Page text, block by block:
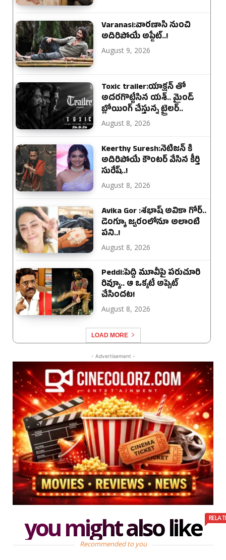
Varanasi:వారణాసి నుంచి
అదిరిపోయే అప్డేట్..!
August 9, 2026
Toxic trailer:యాక్షన్ తో
అదరగొట్టేసిన యశ్.. మైండ్
బ్లోయింగ్ చేస్తున్న ట్రైలర్..
August 8, 2026
Keerthy Suresh:నెటిజన్ కి
అదిరిపోయే కౌంటర్ వేసిన కీర్తి
సురేష్..!
August 8, 2026
Avika Gor :శభాష్ అవికా గోర్‌..
డెంగ్యూ జ్వరంలోనూ అలాంటి
పని..!
August 8, 2026
Peddi:పెద్ది మూవీపై పరుచూరి
రివ్యూ.. ఆ ఒక్కటే అప్సెట్
చేసిందట!
August 8, 2026
LOAD MORE
- Advertisement -
you might also like
Recommended to you